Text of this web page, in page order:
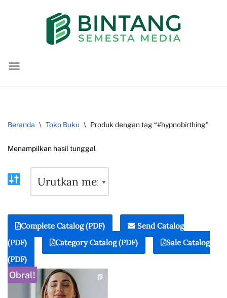
konten
Beranda \ Toko Buku \ Produk dengan tag “#hypnobirthing”
Menampilkan hasil tunggal
Complete Catalog (PDF)
Send Catalog
(PDF)
Category Catalog (PDF)
Sale Catalog
(PDF)
Obral!